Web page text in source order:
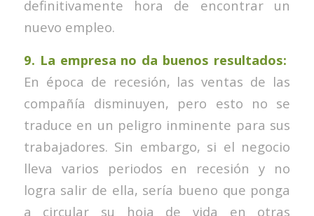
definitivamente hora de encontrar un
nuevo empleo.
9. La empresa no da buenos resultados:
En época de recesión, las ventas de las
compañía disminuyen, pero esto no se
traduce en un peligro inminente para sus
trabajadores. Sin embargo, si el negocio
lleva varios periodos en recesión y no
logra salir de ella, sería bueno que ponga
a circular su hoja de vida en otras